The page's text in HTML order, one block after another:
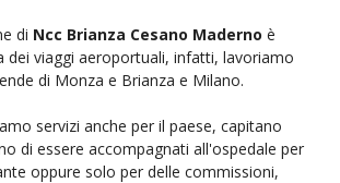
di Ncc Brianza Cesano Maderno è
dei viaggi aeroportuali, infatti, lavoriamo
di Monza e Brianza e Milano.
servizi anche per il paese, capitano
di essere accompagnati all'ospedale per
oppure solo per delle commissioni,